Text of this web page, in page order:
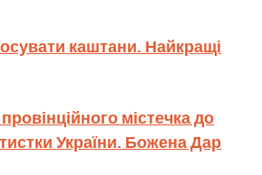
каштани. Найкращі
містечка до
України. Божена Дар